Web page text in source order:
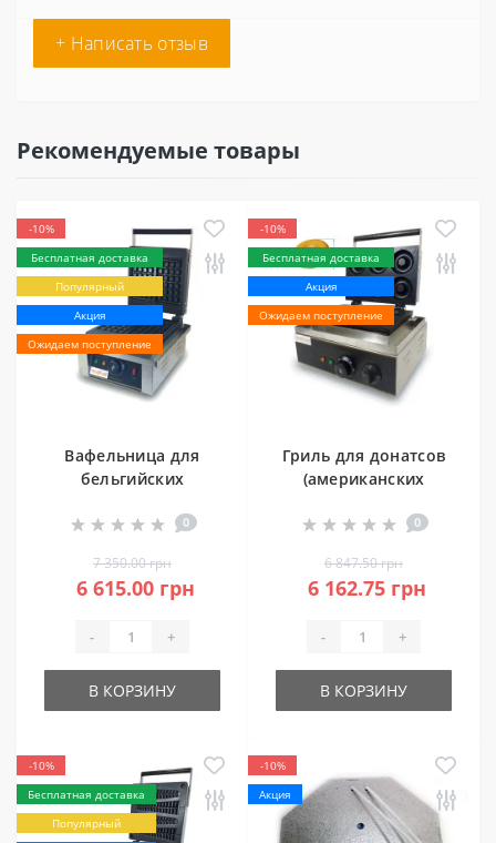
+ Написать отзыв
Рекомендуемые товары
-10%
Бесплатная доставка
Популярный
Акция
Ожидаем поступление
Вафельница для
бельгийских
(квадратная)0
7 350.00 грн
6 615.00 грн
- +
В КОРЗИНУ
-10%
Бесплатная доставка
Акция
Ожидаем поступление
Гриль для донатсов
(американских
GoodFood DM6
0
6 847.50 грн
6 162.75 грн
- +
В КОРЗИНУ
-10%
Бесплатная доставка
Популярный
-10%
Акция